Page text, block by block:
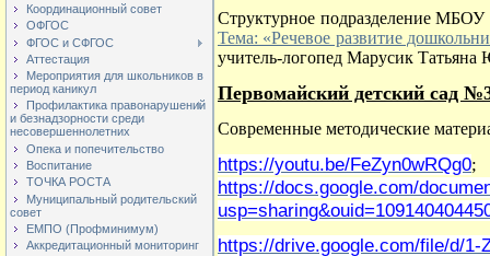
Координационный совет
ОФГОС
ФГОС и СФГОС
Аттестация
Мероприятия для школьников в
период каникул
Профилактика правонарушений
и безнадзорности среди
несовершеннолетних
Опека и попечительство
Воспитание
ТОЧКА РОСТА
Муниципальный родительский
совет
ЕМПО (Профминимум)
Аккредитационный мониторинг
Структурное подразделение
Тема: «Речевое развитие
учитель-логопед Марусик Татьяна
Первомайский детский сад
Современные методические
https://youtu.be/FeZyn0wRQg0;
https://docs.google.com/
https://drive.google.com/file/d/1-